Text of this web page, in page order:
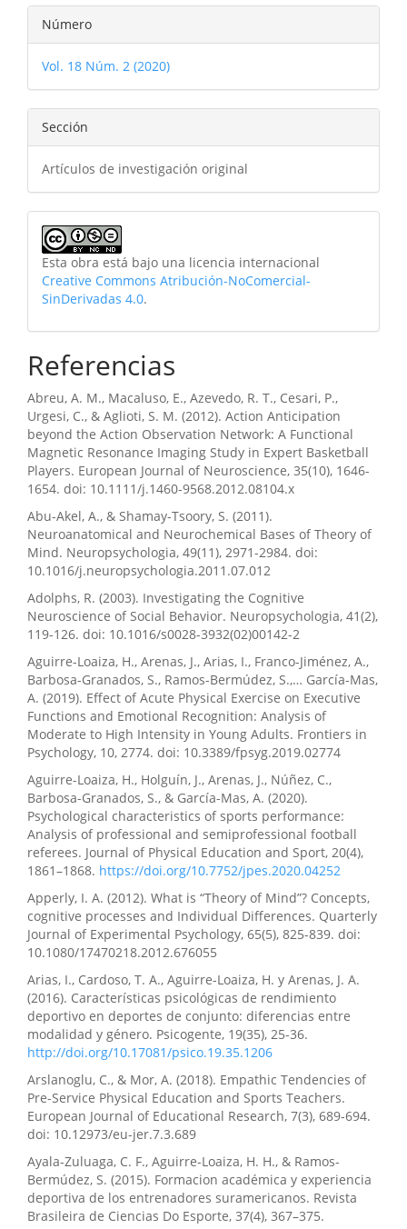
Detalles
del
artículo
Número
Vol. 18 Núm. 2 (2020)
Sección
Artículos de investigación original
Esta obra está bajo una licencia internacional
Creative Commons Atribución-NoComercial-
SinDerivadas 4.0.
Referencias
Abreu, A. M., Macaluso, E., Azevedo, R. T., Cesari, P.,
Urgesi, C., & Aglioti, S. M. (2012). Action Anticipation
beyond the Action Observation Network: A Functional
Magnetic Resonance Imaging Study in Expert Basketball
Players. European Journal of Neuroscience, 35(10), 1646-
1654. doi: 10.1111/j.1460-9568.2012.08104.x
Abu-Akel, A., & Shamay-Tsoory, S. (2011).
Neuroanatomical and Neurochemical Bases of Theory of
Mind. Neuropsychologia, 49(11), 2971-2984. doi:
10.1016/j.neuropsychologia.2011.07.012
Adolphs, R. (2003). Investigating the Cognitive
Neuroscience of Social Behavior. Neuropsychologia, 41(2),
119-126. doi: 10.1016/s0028-3932(02)00142-2
Aguirre-Loaiza, H., Arenas, J., Arias, I., Franco-Jiménez, A.,
Barbosa-Granados, S., Ramos-Bermúdez, S.,… García-Mas,
A. (2019). Effect of Acute Physical Exercise on Executive
Functions and Emotional Recognition: Analysis of
Moderate to High Intensity in Young Adults. Frontiers in
Psychology, 10, 2774. doi: 10.3389/fpsyg.2019.02774
Aguirre-Loaiza, H., Holguín, J., Arenas, J., Núñez, C.,
Barbosa-Granados, S., & García-Mas, A. (2020).
Psychological characteristics of sports performance:
Analysis of professional and semiprofessional football
referees. Journal of Physical Education and Sport, 20(4),
1861–1868. https://doi.org/10.7752/jpes.2020.04252
Apperly, I. A. (2012). What is “Theory of Mind”? Concepts,
cognitive processes and Individual Differences. Quarterly
Journal of Experimental Psychology, 65(5), 825-839. doi:
10.1080/17470218.2012.676055
Arias, I., Cardoso, T. A., Aguirre-Loaiza, H. y Arenas, J. A.
(2016). Características psicológicas de rendimiento
deportivo en deportes de conjunto: diferencias entre
modalidad y género. Psicogente, 19(35), 25-36.
http://doi.org/10.17081/psico.19.35.1206
Arslanoglu, C., & Mor, A. (2018). Empathic Tendencies of
Pre-Service Physical Education and Sports Teachers.
European Journal of Educational Research, 7(3), 689-694.
doi: 10.12973/eu-jer.7.3.689
Ayala-Zuluaga, C. F., Aguirre-Loaiza, H. H., & Ramos-
Bermúdez, S. (2015). Formacion académica y experiencia
deportiva de los entrenadores suramericanos. Revista
Brasileira de Ciencias Do Esporte, 37(4), 367–375.